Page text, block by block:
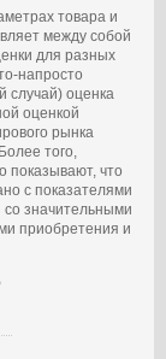
товара и
между собой
для разных
напросто
случай) оценка
оценкой
рынка
того,
показывают, что
с показателями
со значительными
приобретения и